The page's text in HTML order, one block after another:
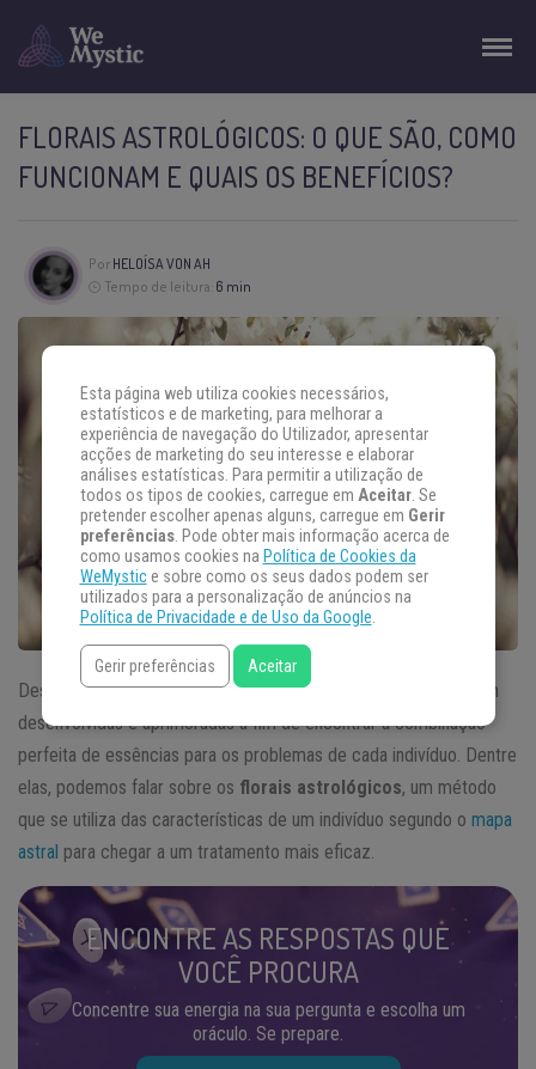
FLORAIS ASTROLÓGICOS: O QUE SÃO, COMO
FUNCIONAM E QUAIS OS BENEFÍCIOS?
Por HELOÍSA VON AH
Tempo de leitura: 6 min
Desde o surgimento dos sistemas florais, muitas técnicas foram
desenvolvidas e aprimoradas a fim de encontrar a combinação
perfeita de essências para os problemas de cada indivíduo. Dentre
elas, podemos falar sobre os florais astrológicos, um método
que se utiliza das características de um indivíduo segundo o mapa
astral para chegar a um tratamento mais eficaz.
ENCONTRE AS RESPOSTAS QUE
VOCÊ PROCURA
Concentre sua energia na sua pergunta e escolha um
oráculo. Se prepare.
Esta página web utiliza cookies necessários,
estatísticos e de marketing, para melhorar a
experiência de navegação do Utilizador, apresentar
acções de marketing do seu interesse e elaborar
análises estatísticas. Para permitir a utilização de
todos os tipos de cookies, carregue em Aceitar. Se
pretender escolher apenas alguns, carregue em Gerir
preferências. Pode obter mais informação acerca de
como usamos cookies na Política de Cookies da
WeMystice sobre como os seus dados podem ser
utilizados para a personalização de anúncios na
Política de Privacidade e de Uso da Google.
Gerir preferências Aceitar